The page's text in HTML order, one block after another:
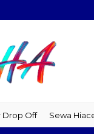
Off Sewa Hiace